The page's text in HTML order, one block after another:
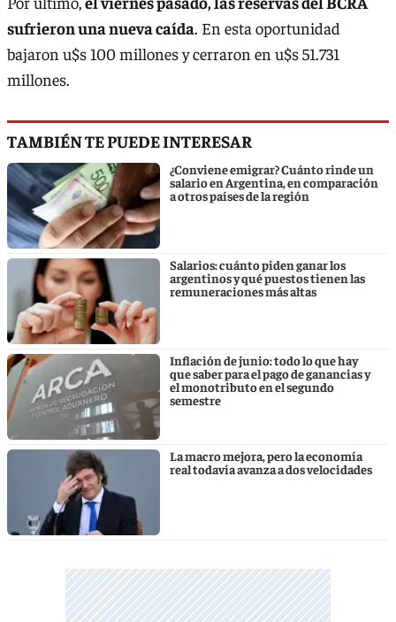
sufrieron una nueva caída. En esta oportunidad
bajaron u$s 100 millones y cerraron en u$s 51.731
millones.
TAMBIÉN TE PUEDE INTERESAR
¿Conviene emigrar? Cuánto rinde un
salario en Argentina, en comparación
a otros países de la región
Salarios: cuánto piden ganar los
argentinos y qué puestos tienen las
remuneraciones más altas
Inflación de junio: todo lo que hay
que saber para el pago de ganancias y
el monotributo en el segundo
semestre
La macro mejora, pero la economía
real todavía avanza a dos velocidades